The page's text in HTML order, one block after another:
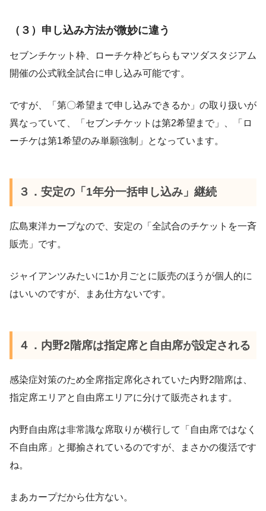
（３）申し込み方法が微妙に違う
セブンチケット枠、ローチケ枠どちらもマツダスタジアム
開催の公式戦全試合に申し込み可能です。
ですが、「第〇希望まで申し込みできるか」の取り扱いが
異なっていて、「セブンチケットは第2希望まで」、「ロ
ーチケは第1希望のみ単願強制」となっています。
３．安定の「1年分一括申し込み」継続
広島東洋カープなので、安定の「全試合のチケットを一斉
販売」です。
ジャイアンツみたいに1か月ごとに販売のほうが個人的に
はいいのですが、まあ仕方ないです。
４．内野2階席は指定席と自由席が設定される
感染症対策のため全席指定席化されていた内野2階席は、
指定席エリアと自由席エリアに分けて販売されます。
内野自由席は非常識な席取りが横行して「自由席ではなく
不自由席」と揶揄されているのですが、まさかの復活です
ね。
まあカープだから仕方ない。